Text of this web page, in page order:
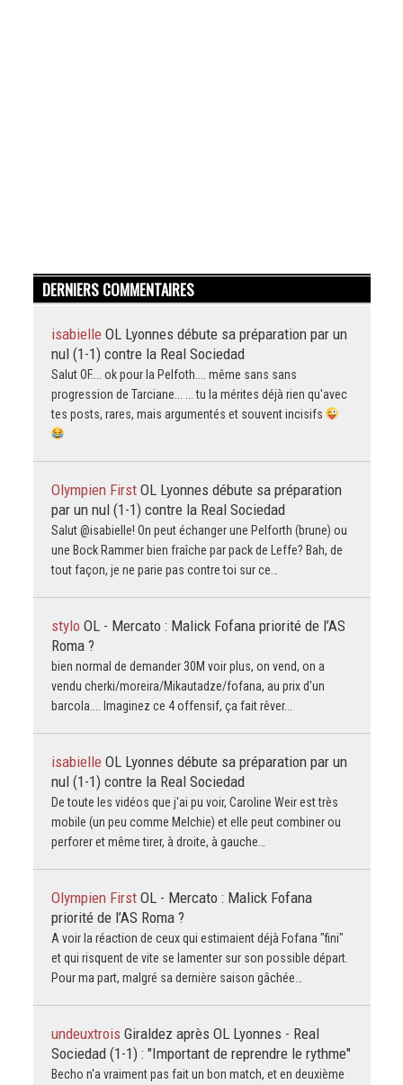
DERNIERS COMMENTAIRES
isabielle OL Lyonnes débute sa préparation par un
nul (1-1) contre la Real Sociedad
Salut OF.... ok pour la Pelfoth.... même sans sans
progression de Tarciane... ... tu la mérites déjà rien qu'avec
tes posts, rares, mais argumentés et souvent incisifs
Olympien First OL Lyonnes débute sa préparation
par un nul (1-1) contre la Real Sociedad
Salut @isabielle! On peut échanger une Pelforth (brune) ou
une Bock Rammer bien fraîche par pack de Leffe? Bah, de
tout façon, je ne parie pas contre toi sur ce…
stylo OL - Mercato : Malick Fofana priorité de l’AS
Roma ?
bien normal de demander 30M voir plus, on vend, on a
vendu cherki/moreira/Mikautadze/fofana, au prix d'un
barcola.... Imaginez ce 4 offensif, ça fait rêver...
isabielle OL Lyonnes débute sa préparation par un
nul (1-1) contre la Real Sociedad
De toute les vidéos que j'ai pu voir, Caroline Weir est très
mobile (un peu comme Melchie) et elle peut combiner ou
perforer et même tirer, à droite, à gauche…
Olympien First OL - Mercato : Malick Fofana
priorité de l’AS Roma ?
A voir la réaction de ceux qui estimaient déjà Fofana "fini"
et qui risquent de vite se lamenter sur son possible départ.
Pour ma part, malgré sa dernière saison gâchée…
undeuxtrois Giraldez après OL Lyonnes - Real
Sociedad (1-1) : "Important de reprendre le rythme"
Becho n'a vraiment pas fait un bon match, et en deuxième